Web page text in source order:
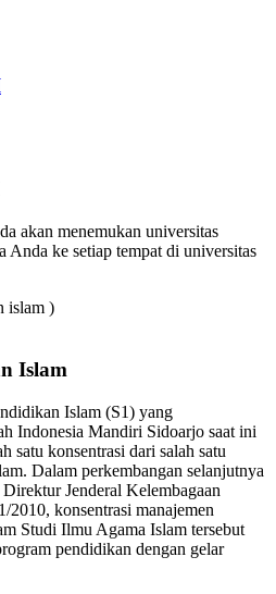
akan menemukan universitas
Anda ke setiap tempat di universitas
islam )
Islam
Islam (S1) yang
Indonesia Mandiri Sidoarjo saat ini
satu konsentrasi dari salah satu
Dalam perkembangan selanjutnya
Jenderal Kelembagaan
konsentrasi manajemen
Studi Ilmu Agama Islam tersebut
pendidikan dengan gelar